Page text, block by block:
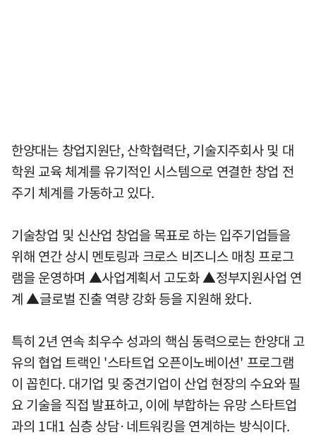
한양대는 창업지원단, 산학협력단, 기술지주회사 및 대
학원 교육 체계를 유기적인 시스템으로 연결한 창업 전
주기 체계를 가동하고 있다.
기술창업 및 신산업 창업을 목표로 하는 입주기업들을
위해 연간 상시 멘토링과 크로스 비즈니스 매칭 프로그
램을 운영하며 ▲사업계획서 고도화 ▲정부지원사업 연
계 ▲글로벌 진출 역량 강화 등을 지원해 왔다.
특히 2년 연속 최우수 성과의 핵심 동력으로는 한양대 고
유의 협업 트랙인 '스타트업 오픈이노베이션' 프로그램
이 꼽힌다. 대기업 및 중견기업이 산업 현장의 수요와 필
요 기술을 직접 발표하고, 이에 부합하는 유망 스타트업
과의 1대1 심층 상담·네트워킹을 연계하는 방식이다.